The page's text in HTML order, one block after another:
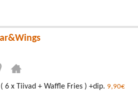
6 x Tiivad + Waffle Fries ) +dip. 9,90€